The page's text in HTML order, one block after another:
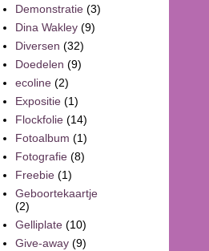
Demonstratie (3)
Dina Wakley (9)
Diversen (32)
Doedelen (9)
ecoline (2)
Expositie (1)
Flockfolie (14)
Fotoalbum (1)
Fotografie (8)
Freebie (1)
Geboortekaartje
(2)
Gelliplate (10)
Give-away (9)